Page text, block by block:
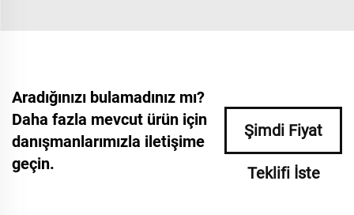
Aradığınızı bulamadınız mı?
Daha fazla mevcut ürün için
danışmanlarımızla iletişime
geçin.
Şimdi Fiyat
Teklifi İste